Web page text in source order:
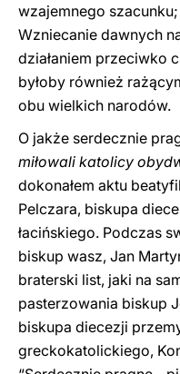
wzajemnego
Wzniecanie dawnych
działaniem przeciwko
byłoby również
obu wielkich narodów.
O jakże serdecznie
miłowali katolicy
dokonałem aktu
Pelczara, biskupa
łacińskiego. Podczas
biskup wasz, Jan
braterski list, jaki na
pasterzowania biskup
biskupa diecezji
greckokatolickiego,